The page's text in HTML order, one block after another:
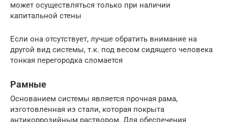
может осуществляться только при наличии
капитальной стены
Если она отсутствует, лучше обратить внимание на
другой вид системы, т.к. под весом сидящего человека
тонкая перегородка сломается
Рамные
Основанием системы является прочная рама,
изготовленная из стали, которая покрыта
антикоррозийным раствором. Для обеспечения